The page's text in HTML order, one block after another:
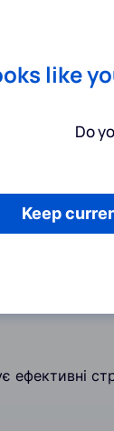
like
Do
Keep